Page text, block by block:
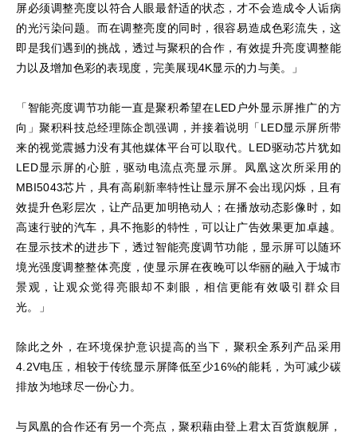
屏必须调整亮度以符合人眼最舒适的状态，才不会造成令人诟病
的光污染问题。而在调整亮度的同时，很容易造成色彩流失，这
即是我们遇到的挑战，透过与聚积的合作，有效提升亮度调整能
力以及增加色彩的表现度，完美展现4K显示的力与美。」
「智能亮度调节功能一直是聚积希望在LED户外显示屏推广的方
向」聚积科技总经理陈企凯强调，并接着说明「LED显示屏所带
来的视觉震撼力没有其他媒体平台可以取代。LED驱动芯片犹如
LED显示屏的心脏，驱动电流点亮显示屏。凤凰这次所采用的
MBI5043芯片，具有高刷新率特性让显示屏不会出现闪烁，且有
效提升色彩层次，让产品更加明艳动人；在播放动态影像时，如
高速行驶的汽车，具不拖影的特性，可以让广告效果更加卓越。
在显示技术的进步下，透过智能亮度调节功能，显示屏可以随环
境光强度调整整体亮度，使显示屏在夜晚可以华丽的融入于城市
景观，让观众觉得亮眼却不刺眼，相信更能有效吸引群众目
光。」
除此之外，在环境保护意识提高的当下，聚积全系列产品采用
4.2V电压，相较于传统显示屏降低至少16%的能耗，为可减少碳
排放为地球尽一份心力。
与凤凰的合作还有另一个亮点，聚积藉由登上君太百货旗舰屏，